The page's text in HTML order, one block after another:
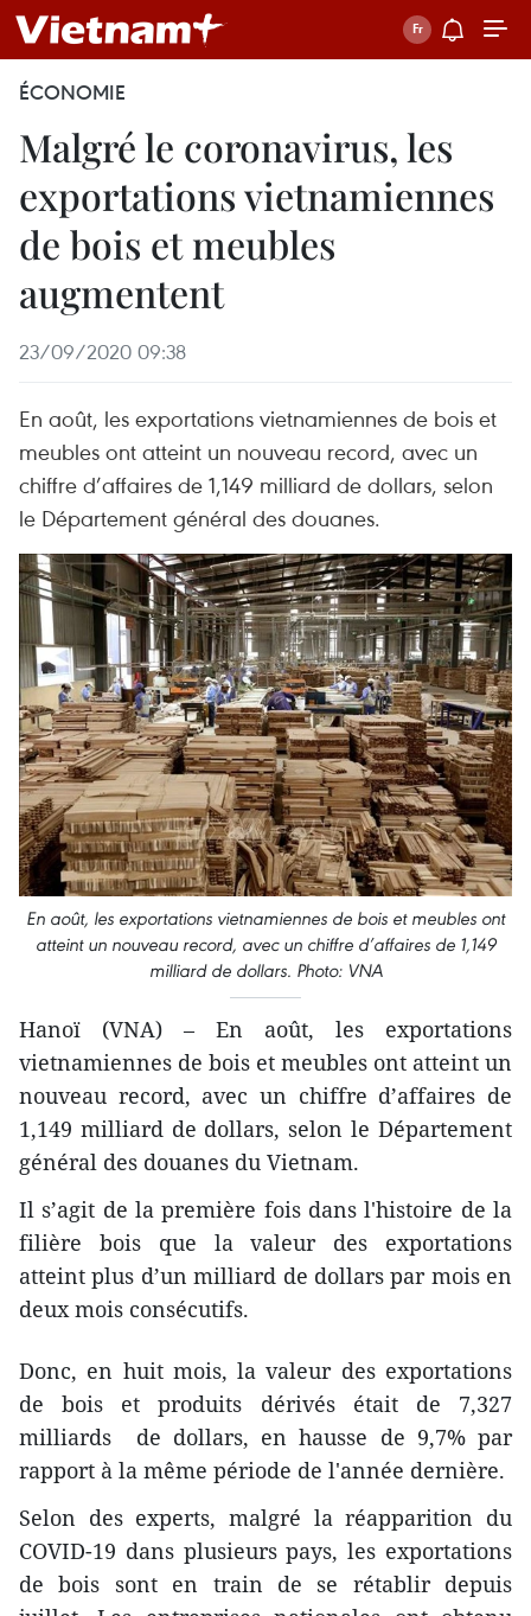
ÉCONOMIE
Malgré le coronavirus, les
exportations vietnamiennes
de bois et meubles
augmentent
23/09/2020 09:38
En août, les exportations vietnamiennes de bois et
meubles ont atteint un nouveau record, avec un
chiffre d’affaires de 1,149 milliard de dollars, selon
le Département général des douanes.
En août, les exportations vietnamiennes de bois et meubles ont
atteint un nouveau record, avec un chiffre d’affaires de 1,149
milliard de dollars. Photo: VNA
Hanoï (VNA) – En août, les exportations
vietnamiennes de bois et meubles ont atteint un
nouveau record, avec un chiffre d’affaires de
1,149 milliard de dollars, selon le Département
général des douanes du Vietnam.
Il s’agit de la première fois dans l'histoire de la
filière bois que la valeur des exportations
atteint plus d’un milliard de dollars par mois en
deux mois consécutifs.
Donc, en huit mois, la valeur des exportations
de bois et produits dérivés était de 7,327
milliards de dollars, en hausse de 9,7% par
rapport à la même période de l'année dernière.
Selon des experts, malgré la réapparition du
COVID-19 dans plusieurs pays, les exportations
de bois sont en train de se rétablir depuis